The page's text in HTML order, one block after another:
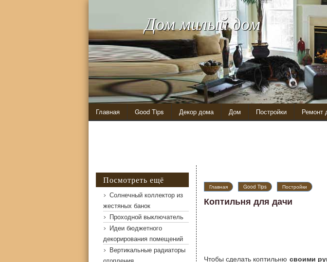
Дом милый дом
Главная Good Tips Декор дома Дом Постройки Ремонт
Главная Good Tips Постройки
Коптильня для дачи
Чтобы сделать коптильню своими
Посмотреть ещё
Солнечный коллектор из
жестяных банок
Проходной выключатель
Идеи бюджетного
декорирования помещений
Вертикальные радиаторы